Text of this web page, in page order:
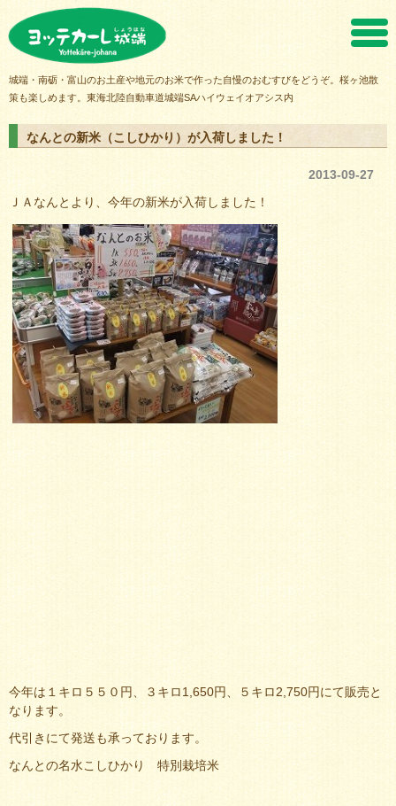
城端・南砺・富山のお土産や地元のお米で作った自慢のおむすびをどうぞ。桜ヶ池散
策も楽しめます。東海北陸自動車道城端SAハイウェイオアシス内
なんとの新米（こしひかり）が入荷しました！
2013-09-27
ＪＡなんとより、今年の新米が入荷しました！
今年は１キロ５５０円、３キロ1,650円、５キロ2,750円にて販売と
なります。
代引きにて発送も承っております。
なんとの名水こしひかり 特別栽培米